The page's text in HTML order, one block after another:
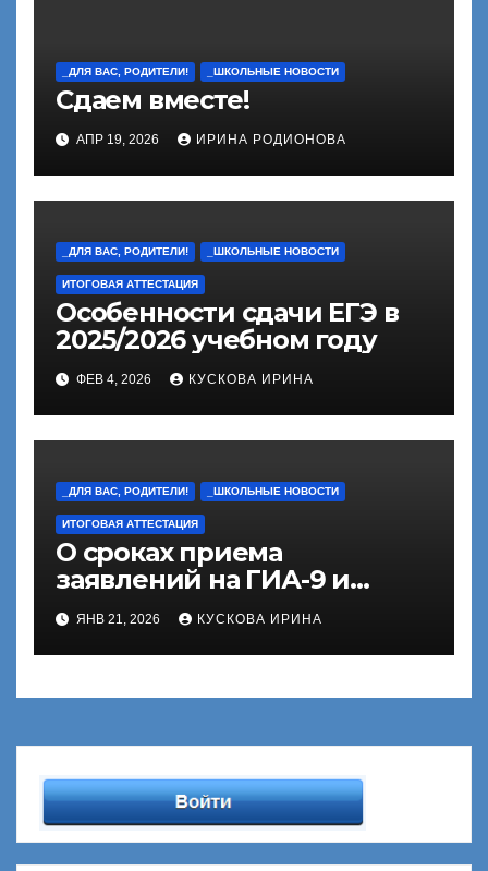
_ДЛЯ ВАС, РОДИТЕЛИ! _ШКОЛЬНЫЕ НОВОСТИ
Сдаем вместе!
АПР 19, 2026 ИРИНА РОДИОНОВА
_ДЛЯ ВАС, РОДИТЕЛИ! _ШКОЛЬНЫЕ НОВОСТИ
ИТОГОВАЯ АТТЕСТАЦИЯ
Особенности сдачи ЕГЭ в
2025/2026 учебном году
ФЕВ 4, 2026 КУСКОВА ИРИНА
_ДЛЯ ВАС, РОДИТЕЛИ! _ШКОЛЬНЫЕ НОВОСТИ
ИТОГОВАЯ АТТЕСТАЦИЯ
О сроках приема
заявлений на ГИА-9 и
ГИА-11
ЯНВ 21, 2026 КУСКОВА ИРИНА